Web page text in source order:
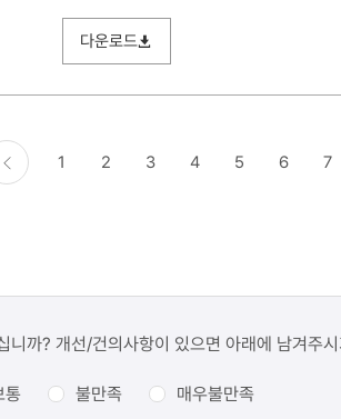
다운로드
1 2 3 4 5 6 7
니까? 개선/건의사항이 있으면 아래에 남겨주
통 불만족 매우불만족